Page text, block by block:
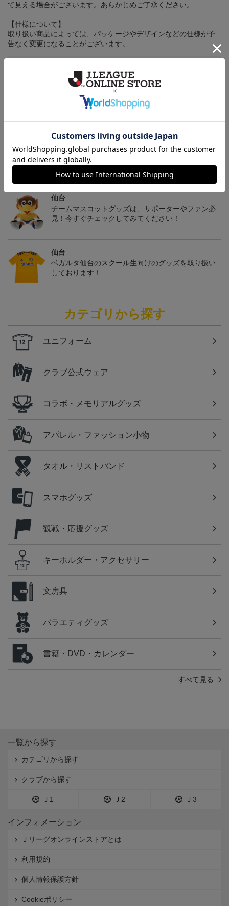
て見える場合がございます。あらかじめご了承ください。
【仕様について】
取り扱い商品によっては、パッケージやデザインなどの仕様が予
告なく変更になることがございます。
決済について
ギフト対応について
仙台
チームマスコットグッズは、サポーターやファン必
見！今すぐチェックしてみてください！
仙台
ベガルタ仙台のスクール生向けのグッズを取り扱い
しております！
カテゴリから探す
ユニフォーム
クラブ公式ウェア
コラボ・メモリアルグッズ
アパレル・ファッション小物
タオル・リストバンド
スマホグッズ
観戦・応援グッズ
キーホルダー・アクセサリー
文房具
バラエティグッズ
書籍・DVD・カレンダー
すべて見る
一覧から探す
カテゴリから探す
クラブから探す
Ｊ1 Ｊ2 Ｊ3
インフォメーション
Ｊリーグオンラインストアとは
利用規約
個人情報保護方針
Cookieポリシー